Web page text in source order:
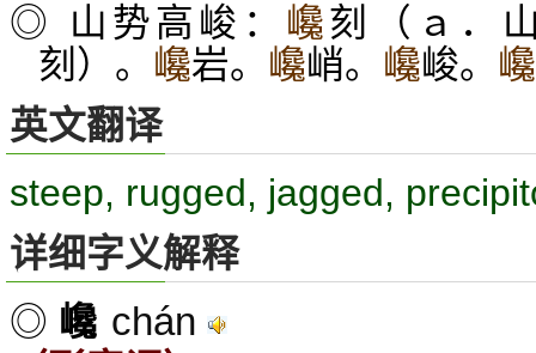
◎ 山势高峻： 巉刻（ａ．
刻）。 巉岩。 巉峭。 巉峻。 巉
英文翻译
steep, rugged, jagged,
详细字义解释
◎ 巉 chán